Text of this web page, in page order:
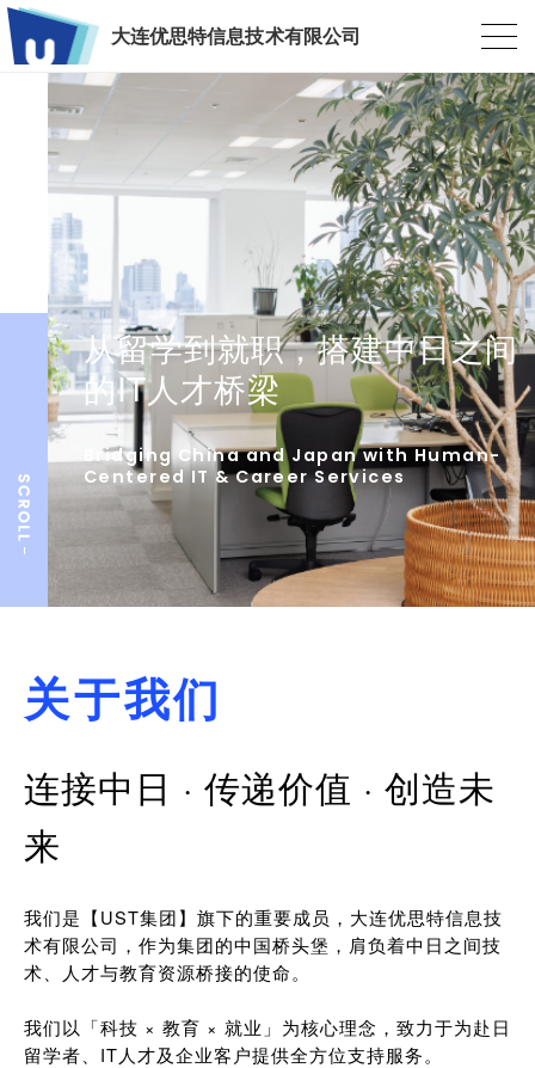
大连优思特信息技术有限公司
从留学到就职，搭建中日之间
的IT人才桥梁
Bridging China and Japan with Human-
Centered IT & Career Services
关于我们
连接中日 · 传递价值 · 创造未
来
我们是【UST集团】旗下的重要成员，大连优思特信息技
术有限公司，作为集团的中国桥头堡，肩负着中日之间技
术、人才与教育资源桥接的使命。
我们以「科技 × 教育 × 就业」为核心理念，致力于为赴日
留学者、IT人才及企业客户提供全方位支持服务。